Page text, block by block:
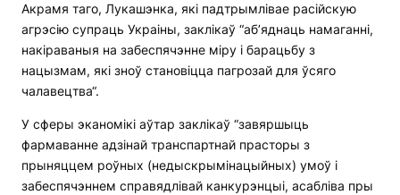
Акрамя таго, Лукашэнка, які падтрымлівае расійскую
агрэсію супраць Украіны, заклікаў “аб’яднаць намаганні,
накіраваныя на забеспячэнне міру і барацьбу з
нацызмам, які зноў становіцца пагрозай для ўсяго
чалавецтва“.
У сферы эканомікі аўтар заклікаў “завяршыць
фармаванне адзінай транспартнай прасторы з
прыняццем роўных (недыскрымінацыйных) умоў і
забеспячэннем справядлівай канкурэнцыі, асабліва пры